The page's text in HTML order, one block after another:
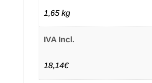
1,65 kg
IVA Incl.
18,14€